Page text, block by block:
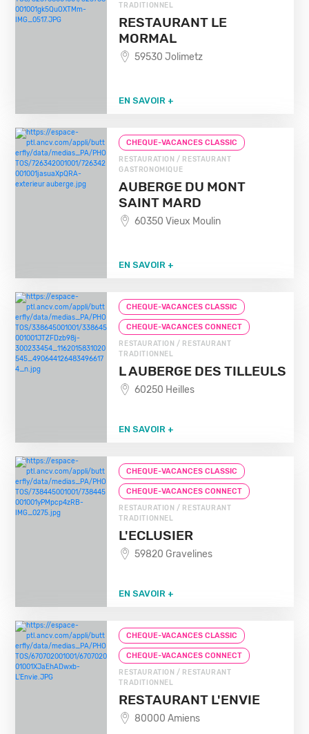
TRADITIONNEL
RESTAURANT LE
MORMAL
59530 Jolimetz
EN SAVOIR +
CHEQUE-VACANCES CLASSIC
RESTAURATION / RESTAURANT
GASTRONOMIQUE
AUBERGE DU MONT
SAINT MARD
60350 Vieux Moulin
EN SAVOIR +
CHEQUE-VACANCES CLASSIC
CHEQUE-VACANCES CONNECT
RESTAURATION / RESTAURANT
TRADITIONNEL
L AUBERGE DES TILLEULS
60250 Heilles
EN SAVOIR +
CHEQUE-VACANCES CLASSIC
CHEQUE-VACANCES CONNECT
RESTAURATION / RESTAURANT
TRADITIONNEL
L'ECLUSIER
59820 Gravelines
EN SAVOIR +
CHEQUE-VACANCES CLASSIC
CHEQUE-VACANCES CONNECT
RESTAURATION / RESTAURANT
TRADITIONNEL
RESTAURANT L'ENVIE
80000 Amiens